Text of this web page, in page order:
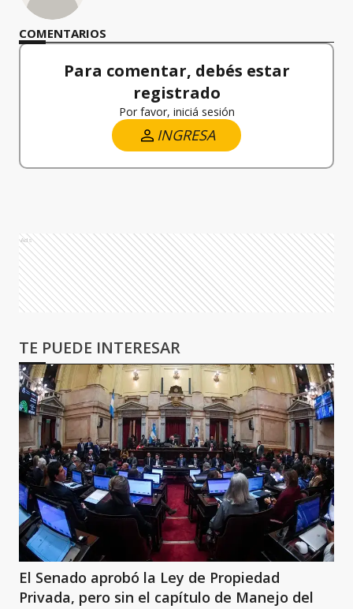
COMENTARIOS
Para comentar, debés estar
registrado
Por favor, iniciá sesión
INGRESA
Ads
TE PUEDE INTERESAR
El Senado aprobó la Ley de Propiedad
Privada, pero sin el capítulo de Manejo del